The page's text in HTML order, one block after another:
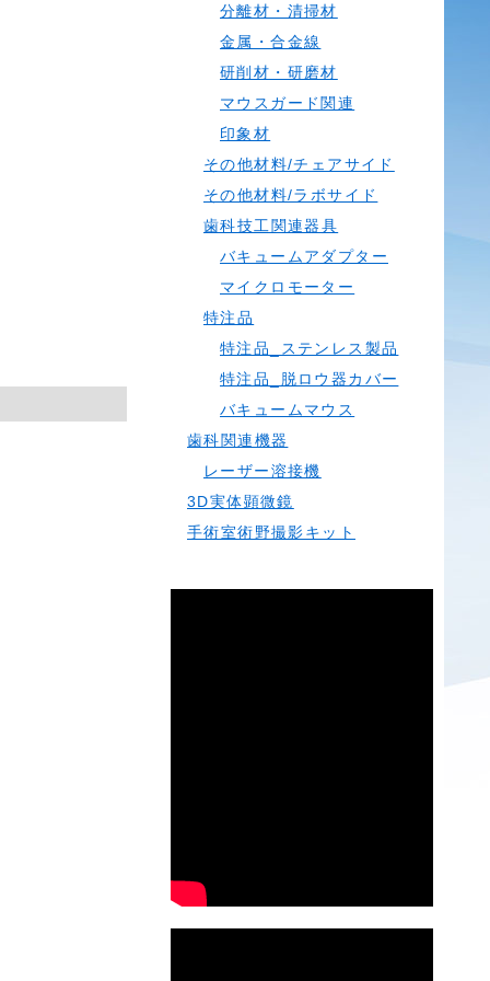
分離材・清掃材
金属・合金線
研削材・研磨材
マウスガード関連
印象材
その他材料/チェアサイド
その他材料/ラボサイド
歯科技工関連器具
バキュームアダプター
マイクロモーター
特注品
特注品_ステンレス製品
特注品_脱ロウ器カバー
バキュームマウス
歯科関連機器
レーザー溶接機
3D実体顕微鏡
手術室術野撮影キット